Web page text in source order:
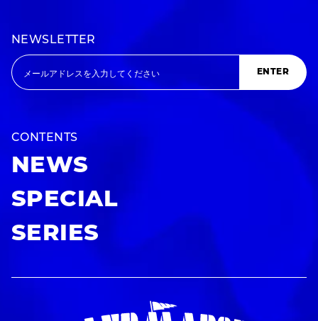
NEWSLETTER
ENTER
CONTENTS
NEWS
SPECIAL
SERIES